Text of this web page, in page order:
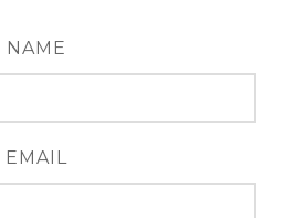
NAME
EMAIL